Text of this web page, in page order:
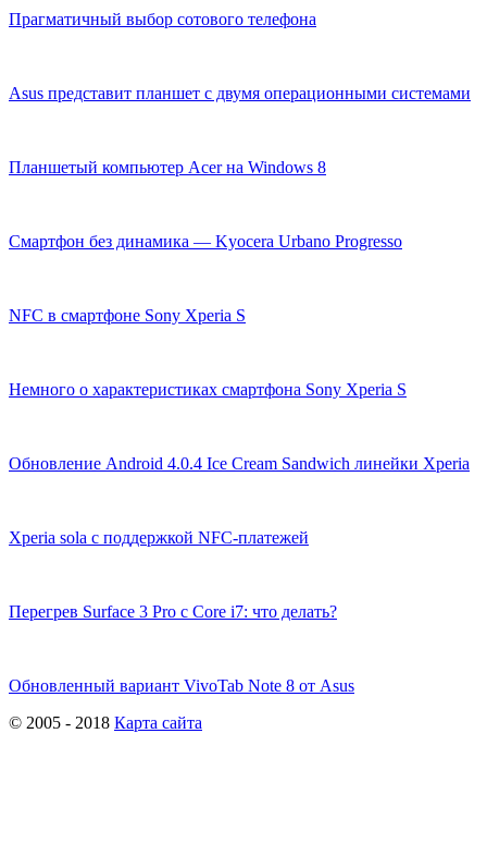
Прагматичный выбор сотового телефона
Asus представит планшет с двумя операционными системами
Планшетый компьютер Acer на Windows 8
Cмартфон без динамика — Kyocera Urbano Progresso
NFC в смартфоне Sony Xperia S
Немного о характеристиках смартфона Sony Xperia S
Обновление Android 4.0.4 Ice Cream Sandwich линейки Xperia
Xperia sola с поддержкой NFC-платежей
Перегрев Surface 3 Pro с Core i7: что делать?
Обновленный вариант VivoTab Note 8 от Asus
© 2005 - 2018 Карта сайта